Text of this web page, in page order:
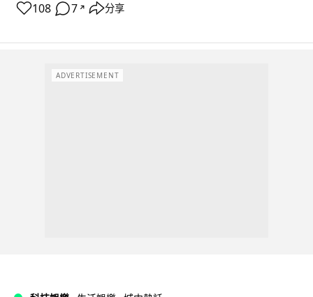
108 7 ↗ 分享
ADVERTISEMENT